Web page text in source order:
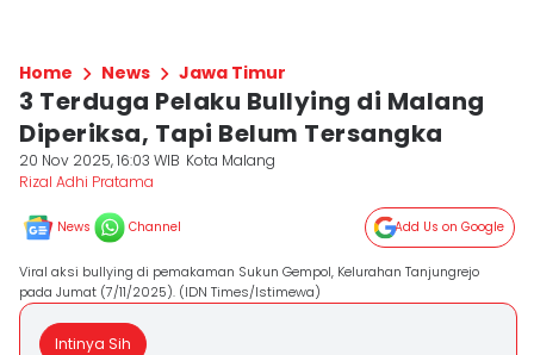
Home News Jawa Timur
3 Terduga Pelaku Bullying di Malang
Diperiksa, Tapi Belum Tersangka
20 Nov 2025, 16:03 WIB Kota Malang
Rizal Adhi Pratama
News Channel Add Us on Google
Viral aksi bullying di pemakaman Sukun Gempol, Kelurahan Tanjungrejo
pada Jumat (7/11/2025). (IDN Times/Istimewa)
Intinya Sih